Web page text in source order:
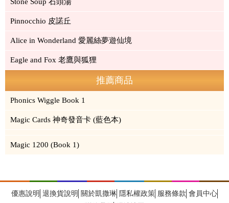
Pinnocchio 皮諾丘
Alice in Wonderland 愛麗絲夢遊仙境
Eagle and Fox 老鷹與狐狸
推薦商品
Phonics Wiggle Book 1
Magic Cards 神奇發音卡 (藍色本)
Magic 1200 (Book 1)
優惠說明 退換貨說明 關於凱撒琳 隱私權政策 服務條款 會員中心